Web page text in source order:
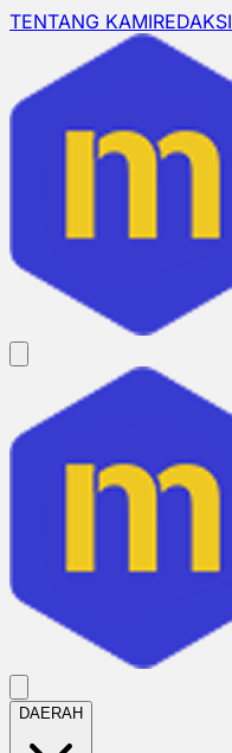
TENTANG KAMIREDAKSI
DAERAH